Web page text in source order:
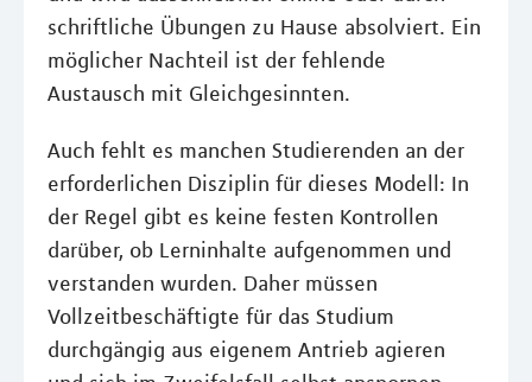
schriftliche Übungen zu Hause absolviert. Ein
möglicher Nachteil ist der fehlende
Austausch mit Gleichgesinnten.
Auch fehlt es manchen Studierenden an der
erforderlichen Disziplin für dieses Modell: In
der Regel gibt es keine festen Kontrollen
darüber, ob Lerninhalte aufgenommen und
verstanden wurden. Daher müssen
Vollzeitbeschäftigte für das Studium
durchgängig aus eigenem Antrieb agieren